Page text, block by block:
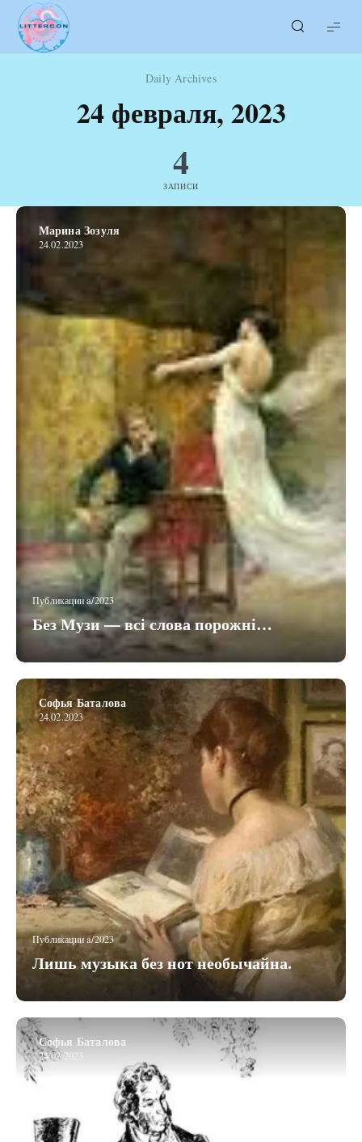
LITTERcon
Daily Archives
24 февраля, 2023
4
ЗАПИСИ
Публикации a/2023
Без Музи — всі слова порожні…
Марина Зозуля
24.02.2023
Публикации a/2023
Лишь музыка без нот необычайна.
Софья Баталова
24.02.2023
Софья Баталова
24.02.2023